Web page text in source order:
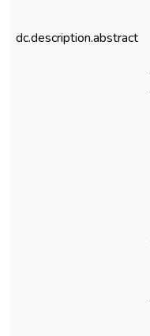
dc.description.abstract